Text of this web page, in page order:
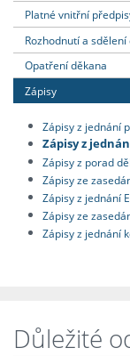
Platné vnitřní
Rozhodnutí a
Opatření děkana
Zápisy
Zápisy z jednání
Zápisy z
Zápisy z porad
Zápisy ze
Zápisy z jednání
Zápisy ze
Zápisy z jednání
Důležité